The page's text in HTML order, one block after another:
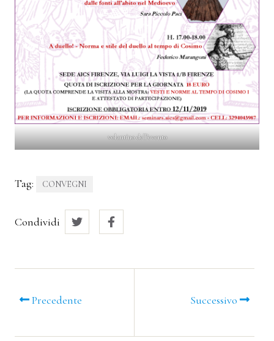
volantino dell’evento
Tag: CONVEGNI
Condividi
Precedente Successivo